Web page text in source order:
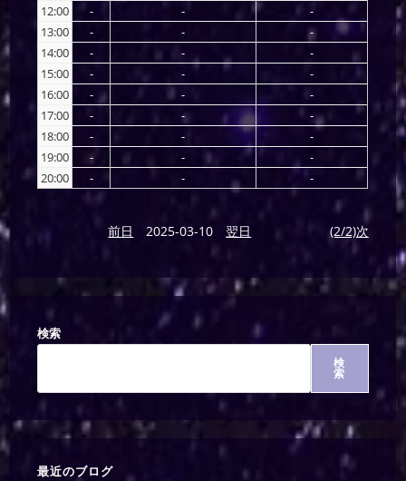
12:00
- -
-
13:00
- -
-
14:00
- -
-
15:00
- -
-
16:00
- -
-
17:00
- -
-
18:00
- -
-
19:00
- -
-
20:00
- - -
前日 2025-03-10 翌日 (2/2)次
検索
検
索
最近のブログ